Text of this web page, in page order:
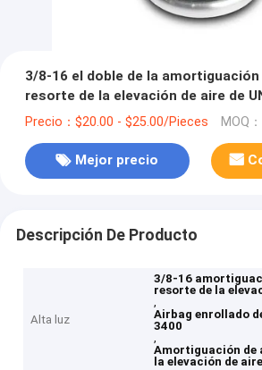
3/8-16 el doble de la
resorte de la elevación de aire de
pedernal W01-358-3400
Precio：$20.00 - $25.00/Pieces MOQ
Mejor precio
Descripción De Producto
Alta luz
3/8-16
resorte de la
,
Airbag enrollado
3400
,
Amortiguación de
la elevación de